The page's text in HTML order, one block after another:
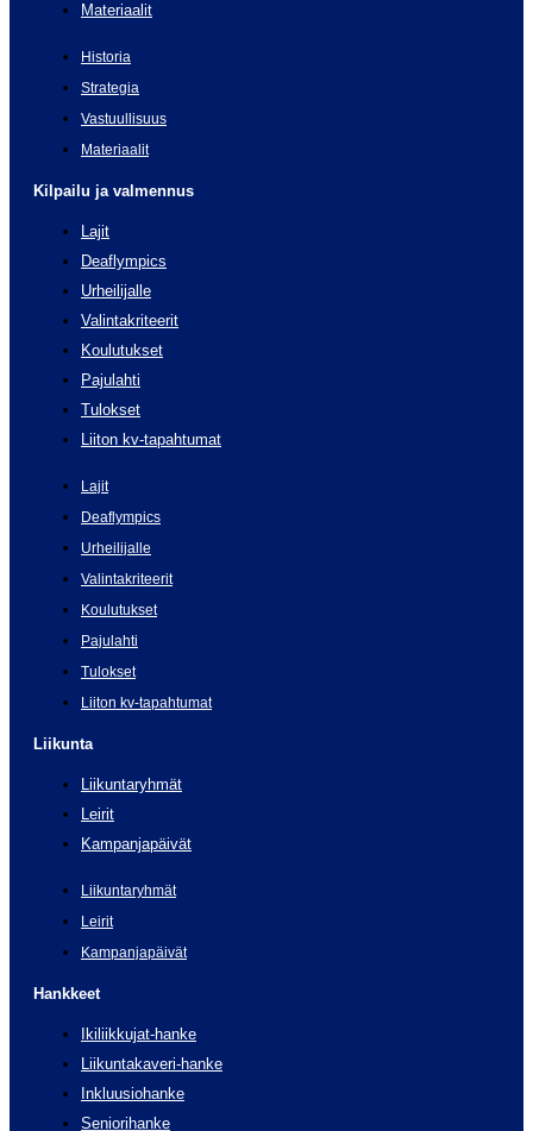
Materiaalit
Historia
Strategia
Vastuullisuus
Materiaalit
Kilpailu ja valmennus
Lajit
Deaflympics
Urheilijalle
Valintakriteerit
Koulutukset
Pajulahti
Tulokset
Liiton kv-tapahtumat
Lajit
Deaflympics
Urheilijalle
Valintakriteerit
Koulutukset
Pajulahti
Tulokset
Liiton kv-tapahtumat
Liikunta
Liikuntaryhmät
Leirit
Kampanjapäivät
Liikuntaryhmät
Leirit
Kampanjapäivät
Hankkeet
Ikiliikkujat-hanke
Liikuntakaveri-hanke
Inkluusiohanke
Seniorihanke